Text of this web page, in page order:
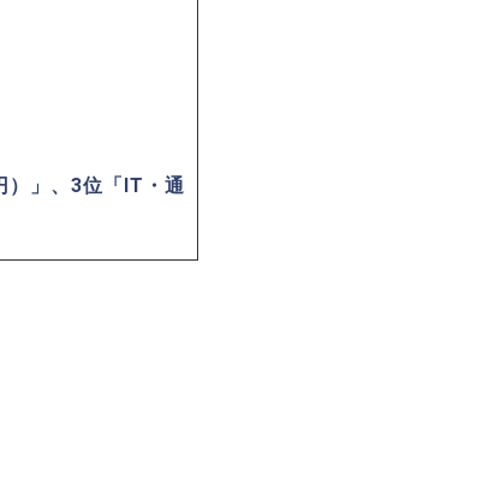
）」、3位「IT・通